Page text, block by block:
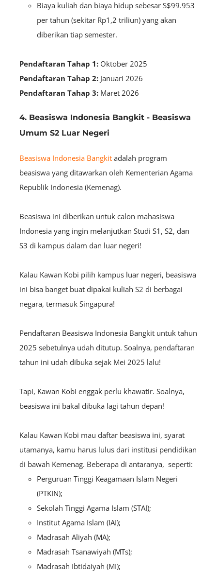
Biaya kuliah dan biaya hidup sebesar S$99.953
per tahun (sekitar Rp1,2 triliun) yang akan
diberikan tiap semester.
Pendaftaran Tahap 1: Oktober 2025
Pendaftaran Tahap 2: Januari 2026
Pendaftaran Tahap 3: Maret 2026
4. Beasiswa Indonesia Bangkit - Beasiswa
Umum S2 Luar Negeri
Beasiswa Indonesia Bangkit adalah program
beasiswa yang ditawarkan oleh Kementerian Agama
Republik Indonesia (Kemenag).
Beasiswa ini diberikan untuk calon mahasiswa
Indonesia yang ingin melanjutkan Studi S1, S2, dan
S3 di kampus dalam dan luar negeri!
Kalau Kawan Kobi pilih kampus luar negeri, beasiswa
ini bisa banget buat dipakai kuliah S2 di berbagai
negara, termasuk Singapura!
Pendaftaran Beasiswa Indonesia Bangkit untuk tahun
2025 sebetulnya udah ditutup. Soalnya, pendaftaran
tahun ini udah dibuka sejak Mei 2025 lalu!
Tapi, Kawan Kobi enggak perlu khawatir. Soalnya,
beasiswa ini bakal dibuka lagi tahun depan!
Kalau Kawan Kobi mau daftar beasiswa ini, syarat
utamanya, kamu harus lulus dari institusi pendidikan
di bawah Kemenag. Beberapa di antaranya, seperti:
Perguruan Tinggi Keagamaan Islam Negeri
(PTKIN);
Sekolah Tinggi Agama Islam (STAI);
Institut Agama Islam (IAI);
Madrasah Aliyah (MA);
Madrasah Tsanawiyah (MTs);
Madrasah Ibtidaiyah (MI);